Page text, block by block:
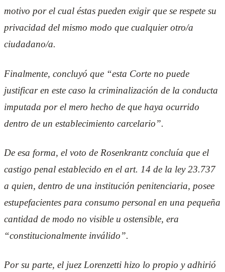
motivo por el cual éstas pueden exigir que se respete su
privacidad del mismo modo que cualquier otro/a
ciudadano/a.
Finalmente, concluyó que “esta Corte no puede
justificar en este caso la criminalización de la conducta
imputada por el mero hecho de que haya ocurrido
dentro de un establecimiento carcelario”.
De esa forma, el voto de Rosenkrantz concluía que el
castigo penal establecido en el art. 14 de la ley 23.737
a quien, dentro de una institución penitenciaria, posee
estupefacientes para consumo personal en una pequeña
cantidad de modo no visible u ostensible, era
“constitucionalmente inválido”.
Por su parte, el juez Lorenzetti hizo lo propio y adhirió